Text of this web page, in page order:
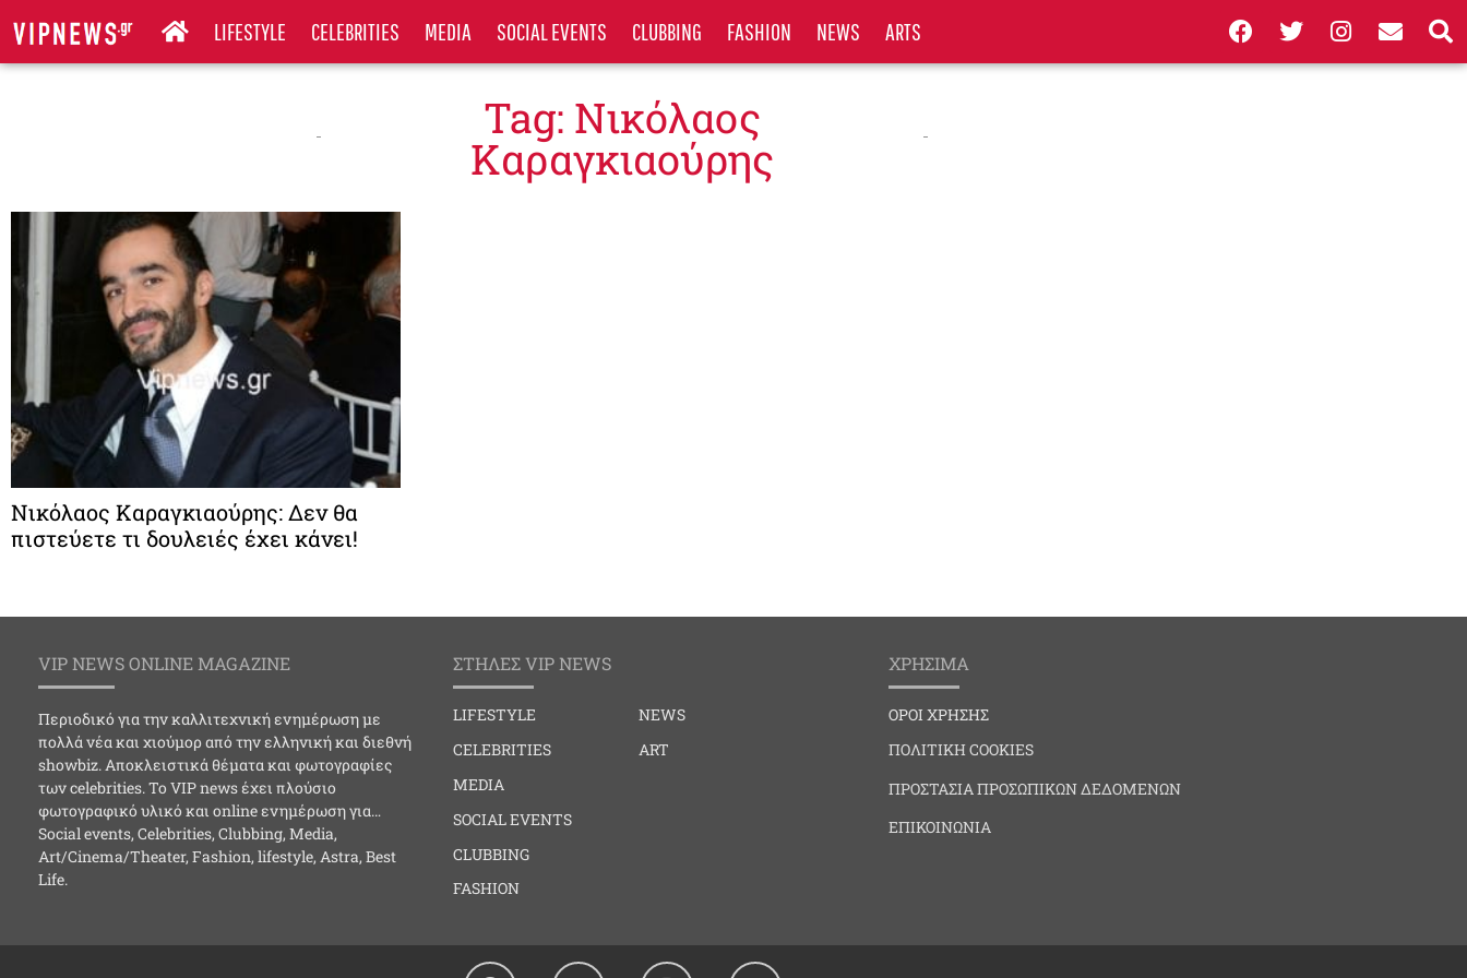
LIFESTYLE CELEBRITIES MEDIA SOCIAL EVENTS CLUBBING FASHION NEWS ARTS
Tag: Νικόλαος
Καραγκιαούρης
Νικόλαος Καραγκιαούρης: Δεν θα
πιστεύετε τι δουλειές έχει κάνει!
VIP NEWS ONLINE MAGAZINE
Περιοδικό για την καλλιτεχνική ενημέρωση με
πολλά νέα και χιούμορ από την ελληνική και διεθνή
showbiz. Αποκλειστικά θέματα και φωτογραφίες
των celebrities. Το VIP news έχει πλούσιο
φωτογραφικό υλικό και online ενημέρωση για…
Social events, Celebrities, Clubbing, Media,
Art/Cinema/Theater, Fashion, lifestyle, Astra, Best
Life.
ΣΤΗΛΕΣ VIP NEWS
LIFESTYLE
CELEBRITIES
MEDIA
SOCIAL EVENTS
CLUBBING
FASHION
NEWS
ART
ΧΡΗΣΙΜΑ
ΟΡΟΙ ΧΡΗΣΗΣ
ΠΟΛΙΤΙΚΗ COOKIES
ΠΡΟΣΤΑΣΙΑ ΠΡΟΣΩΠΙΚΩΝ ΔΕΔΟΜΕΝΩΝ
ΕΠΙΚΟΙΝΩΝΙΑ